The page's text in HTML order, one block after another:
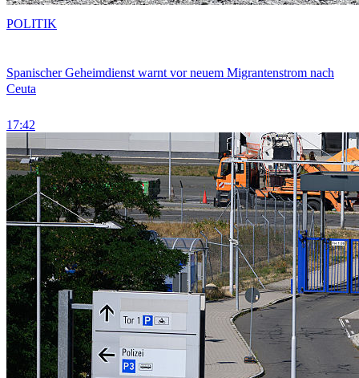
Spanischer Geheimdienst warnt vor neuem Migrantenstrom nach
Ceuta
17:42
POLITIK